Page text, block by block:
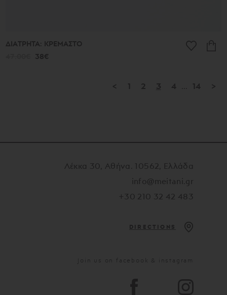
ΔΙΑΤΡΗΤΑ: ΚΡΕΜΑΣΤΟ
38€
< 1 2 3 4 14 >
Λέκκα 30, Αθήνα. 10562, Ελλάδα
info@meitani.gr
+30 210 32 42 483
DIRECTIONS
Join us on facebook & instagram